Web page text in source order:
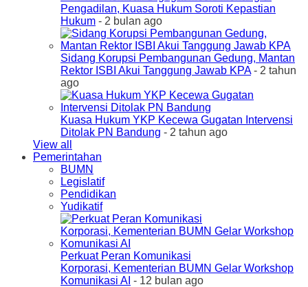
Pengadilan, Kuasa Hukum Soroti Kepastian
Hukum - 2 bulan ago
Sidang Korupsi Pembangunan Gedung, Mantan
Rektor ISBI Akui Tanggung Jawab KPA- 2 tahun
ago
Kuasa Hukum YKP Kecewa Gugatan Intervensi
Ditolak PN Bandung - 2 tahun ago
View all
Pemerintahan
BUMN
Legislatif
Pendidikan
Yudikatif
Perkuat Peran Komunikasi
Korporasi, Kementerian BUMN Gelar Workshop
Komunikasi AI - 12 bulan ago